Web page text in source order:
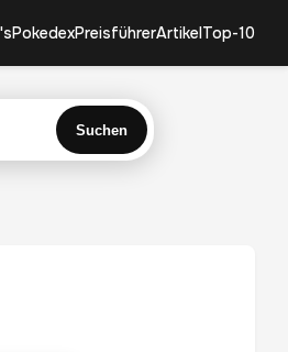
PokedexPreisführerArtikelTop-10
Suchen